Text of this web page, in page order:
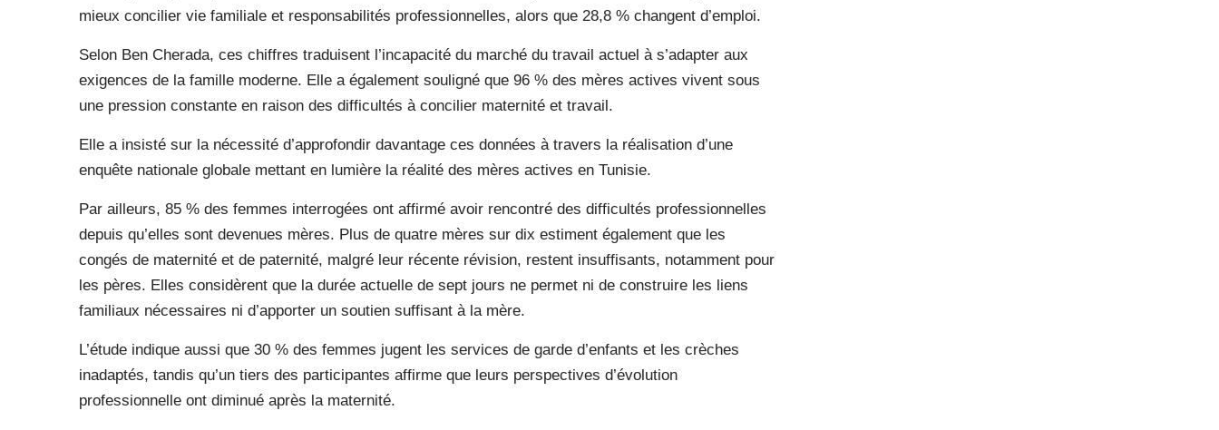
mieux concilier vie familiale et responsabilités professionnelles, alors que 28,8 % changent d’emploi.
Selon Ben Cherada, ces chiffres traduisent l’incapacité du marché du travail actuel à s’adapter aux
exigences de la famille moderne. Elle a également souligné que 96 % des mères actives vivent sous
une pression constante en raison des difficultés à concilier maternité et travail.
Elle a insisté sur la nécessité d’approfondir davantage ces données à travers la réalisation d’une
enquête nationale globale mettant en lumière la réalité des mères actives en Tunisie.
Par ailleurs, 85 % des femmes interrogées ont affirmé avoir rencontré des difficultés professionnelles
depuis qu’elles sont devenues mères. Plus de quatre mères sur dix estiment également que les
congés de maternité et de paternité, malgré leur récente révision, restent insuffisants, notamment pour
les pères. Elles considèrent que la durée actuelle de sept jours ne permet ni de construire les liens
familiaux nécessaires ni d’apporter un soutien suffisant à la mère.
L’étude indique aussi que 30 % des femmes jugent les services de garde d’enfants et les crèches
inadaptés, tandis qu’un tiers des participantes affirme que leurs perspectives d’évolution
professionnelle ont diminué après la maternité.